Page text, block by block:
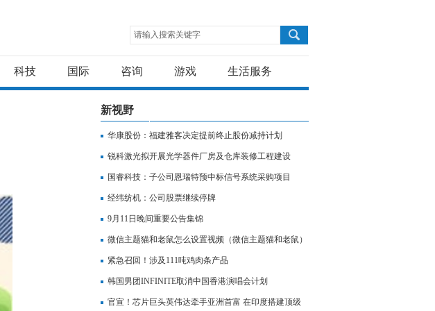
请输入搜索关键字
科技 国际 咨询 游戏 生活服务
新视野
华康股份：福建雅客决定提前终止股份减持计划
锐科激光拟开展光学器件厂房及仓库装修工程建设
国睿科技：子公司恩瑞特预中标信号系统采购项目
经纬纺机：公司股票继续停牌
9月11日晚间重要公告集锦
微信主题猫和老鼠怎么设置视频（微信主题猫和老鼠）
紧急召回！涉及111吨鸡肉条产品
韩国男团INFINITE取消中国香港演唱会计划
官宣！芯片巨头英伟达牵手亚洲首富 在印度搭建顶级